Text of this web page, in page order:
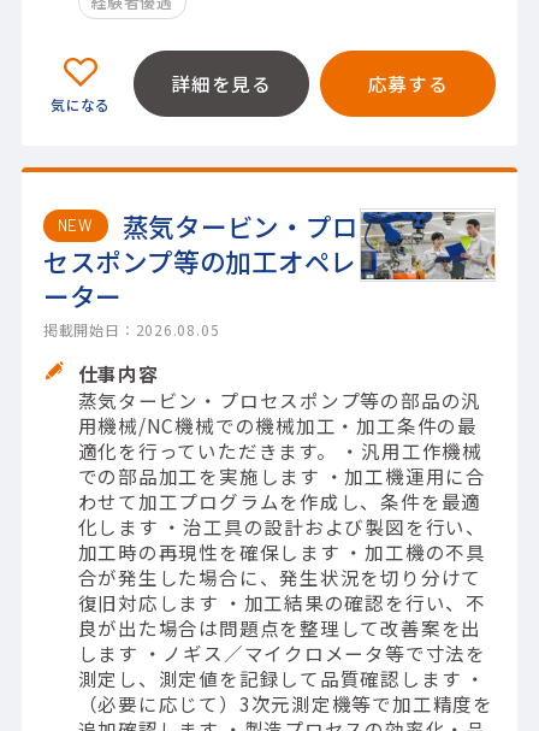
詳細を見る 応募する
NEW
蒸気タービン・プロ
セスポンプ等の加工オペレ
ーター
掲載開始日：2026.08.05
仕事内容
蒸気タービン・プロセスポンプ等の部品の汎
用機械/NC機械での機械加工・加工条件の最
適化を行っていただきます。 ・汎用工作機械
での部品加工を実施します ・加工機運用に合
わせて加工プログラムを作成し、条件を最適
化します ・治工具の設計および製図を行い、
加工時の再現性を確保します ・加工機の不具
合が発生した場合に、発生状況を切り分けて
復旧対応します ・加工結果の確認を行い、不
良が出た場合は問題点を整理して改善案を出
します ・ノギス／マイクロメータ等で寸法を
測定し、測定値を記録して品質確認します ・
（必要に応じて）3次元測定機等で加工精度を